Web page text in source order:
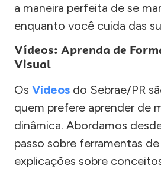
a maneira perfeita de se
enquanto você cuida das
Vídeos: Aprenda de
Visual
Os Vídeos do Sebrae/PR
quem prefere aprender de
dinâmica. Abordamos
passo sobre ferramentas
explicações sobre